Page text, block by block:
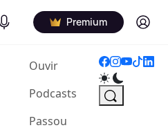
Podcasts Premium Log in
Ouvir(current)
Podcasts
Passou